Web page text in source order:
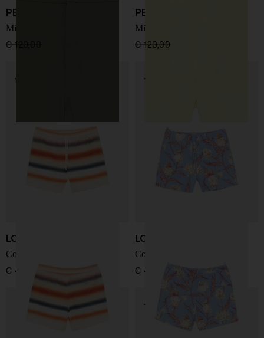
PEOPLE OF SHIBUYA
Mizugi pantaloni da bagno
€ 120,00
PEOPLE OF SHIBUYA
Mizugi pantaloni da bagno
€ 120,00
LOEWE PAULA'S IBIZA
Costumi da bagno a righe
€ 480,00
LOEWE PAULA'S IBIZA
Costumi da bagno stampati
€ 480,00